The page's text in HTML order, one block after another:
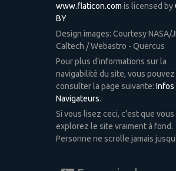
www.flaticon.com is licensed by
BY
Design images: Courtesy NASA/
Caltech / Webastro - Quercus
Pour plus d'informations sur la
navigabilité du site, vous pouvez
consulter la page suivante: Infos
Navigateurs.
Si vous lisez ceci, c'est que vous
explorez le site vraiment à fond.
Personne ne scrolle jamais